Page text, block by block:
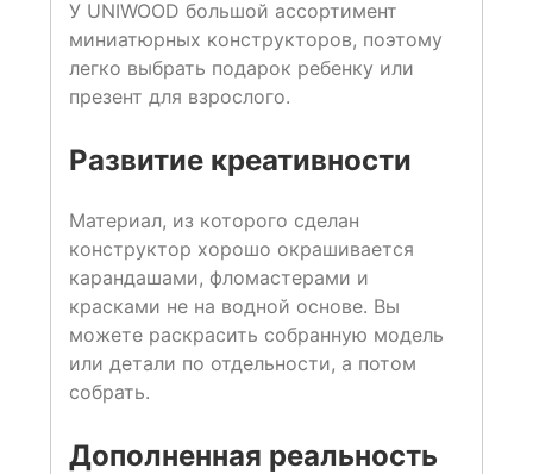
У UNIWOOD большой ассортимент
миниатюрных конструкторов, поэтому
легко выбрать подарок ребенку или
презент для взрослого.
Развитие креативности
Материал, из которого сделан
конструктор хорошо окрашивается
карандашами, фломастерами и
красками не на водной основе. Вы
можете раскрасить собранную модель
или детали по отдельности, а потом
собрать.
Дополненная реальность